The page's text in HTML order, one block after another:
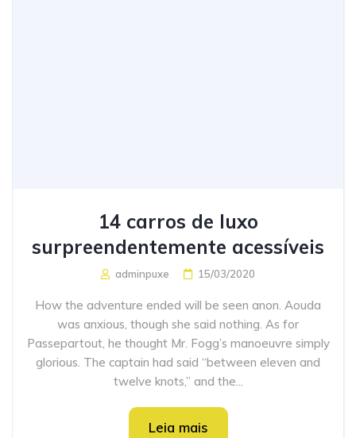
14 carros de luxo
surpreendentemente acessíveis
adminpuxe 15/03/2020
How the adventure ended will be seen anon. Aouda
was anxious, though she said nothing. As for
Passepartout, he thought Mr. Fogg’s manoeuvre simply
glorious. The captain had said “between eleven and
twelve knots,” and the...
Leia mais